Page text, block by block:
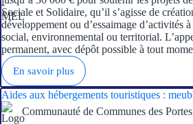
Sociale et Solidaire, qu’il s’agisse de
développement ou d’essaimage d’activités
social, environnemental ou territorial.
permanent, avec dépôt possible à tout
En savoir plus
Aides aux hébergements touristiques :
Communauté de Communes des